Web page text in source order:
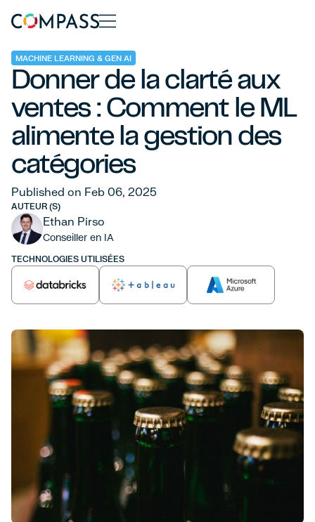
MACHINE LEARNING & GEN AI
Donner de la clarté aux
ventes : Comment le ML
alimente la gestion des
catégories
Published on Feb 06, 2025
AUTEUR (S)
Ethan Pirso
Conseiller en IA
TECHNOLOGIES UTILISÉES